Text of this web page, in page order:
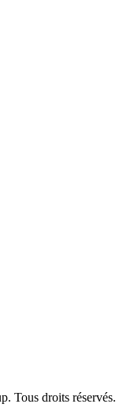
Tous droits réservés.